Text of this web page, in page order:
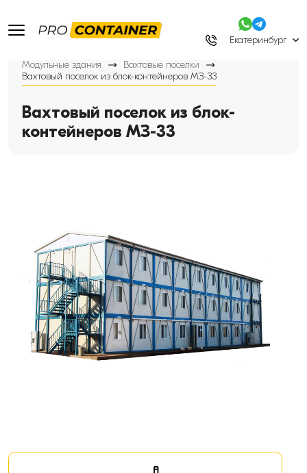
Екатеринбург
Модульные здания
Вахтовые поселки
Вахтовый поселок из блок-контейнеров МЗ-33
Вахтовый поселок из блок-
контейнеров МЗ-33